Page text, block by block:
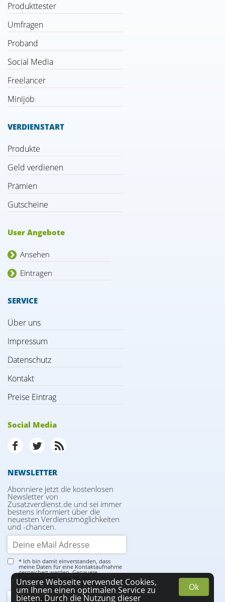
Produkttester
Umfragen
Proband
Social Media
Freelancer
Minijob
VERDIENSTART
Produkte
Geld verdienen
Prämien
Gutscheine
User Angebote
Ansehen
Eintragen
SERVICE
Über uns
Impressum
Datenschutz
Kontakt
Preise Eintrag
Social Media
NEWSLETTER
Abonniere jetzt die kostenlosen
Newsletter von
Zusatzverdienst.de und sei immer
bestens informiert über die
neuesten Verdienstmöglichkeiten
und -chancen.
* Ich bin damit einverstanden, dass
meine Daten für eine Kontaktaufnahme
gespeichert werden. Genauere
Informationen habe ich der
Datenschutzerklärungentnommen. Ok
Unsere Webseite verwendet Cookies,
um Ihnen einen optimalen Service zu
bieten. Durch die Nutzung dieser